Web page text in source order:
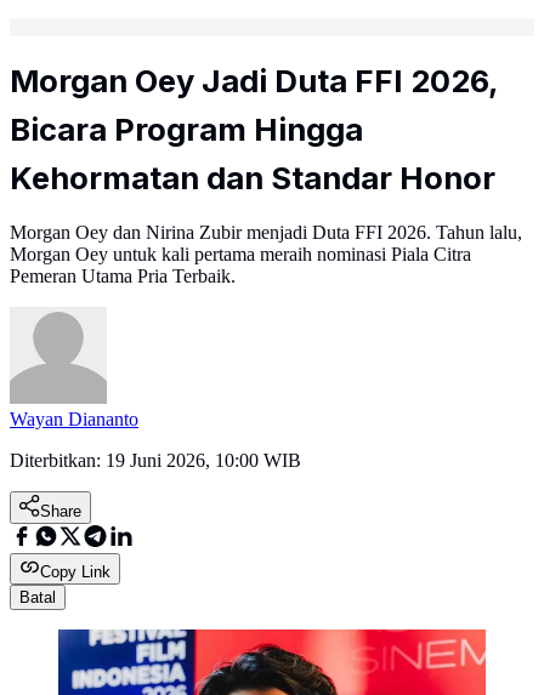
Morgan Oey Jadi Duta FFI 2026,
Bicara Program Hingga
Kehormatan dan Standar Honor
Morgan Oey dan Nirina Zubir menjadi Duta FFI 2026. Tahun lalu,
Morgan Oey untuk kali pertama meraih nominasi Piala Citra
Pemeran Utama Pria Terbaik.
Wayan Diananto
Diterbitkan: 19 Juni 2026, 10:00 WIB
Share
Copy Link
Batal